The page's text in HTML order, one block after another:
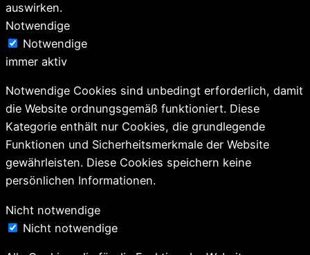
auswirken.
Notwendige
Notwendige
immer aktiv
Notwendige Cookies sind unbedingt erforderlich, damit
die Website ordnungsgemäß funktioniert. Diese
Kategorie enthält nur Cookies, die grundlegende
Funktionen und Sicherheitsmerkmale der Website
gewährleisten. Diese Cookies speichern keine
persönlichen Informationen.
Nicht notwendige
Nicht notwendige